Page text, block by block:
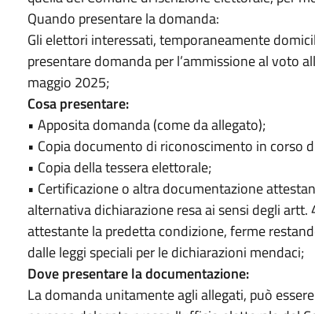
Quando presentare la domanda:
Gli elettori interessati, temporaneamente
presentare domanda per l’ammissione al voto
maggio 2025;
Cosa presentare:
• Apposita domanda (come da allegato);
• Copia documento di riconoscimento in corso
• Copia della tessera elettorale;
• Certificazione o altra documentazione
alternativa dichiarazione resa ai sensi degli
attestante la predetta condizione, ferme
dalle leggi speciali per le dichiarazioni mendaci;
Dove presentare la documentazione:
La domanda unitamente agli allegati, può